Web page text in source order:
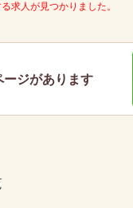
求人が見つかりました。
ージがあります